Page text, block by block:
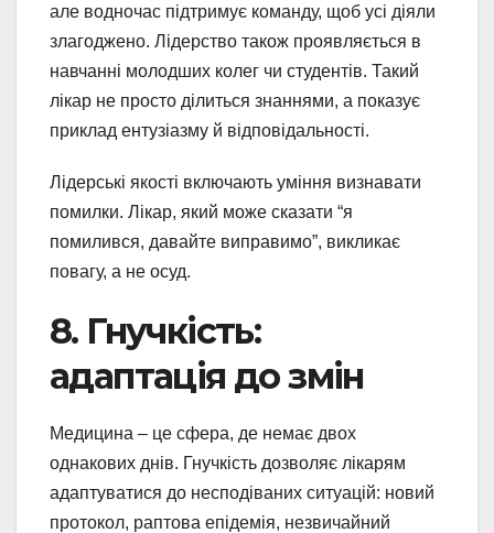
але водночас підтримує команду, щоб усі діяли
злагоджено. Лідерство також проявляється в
навчанні молодших колег чи студентів. Такий
лікар не просто ділиться знаннями, а показує
приклад ентузіазму й відповідальності.
Лідерські якості включають уміння визнавати
помилки. Лікар, який може сказати “я
помилився, давайте виправимо”, викликає
повагу, а не осуд.
8. Гнучкість:
адаптація до змін
Медицина – це сфера, де немає двох
однакових днів. Гнучкість дозволяє лікарям
адаптуватися до несподіваних ситуацій: новий
протокол, раптова епідемія, незвичайний